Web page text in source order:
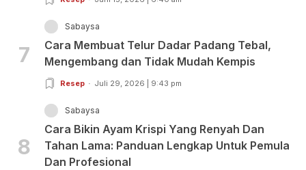
7
Sabaysa
Cara Membuat Telur Dadar Padang Tebal,
Mengembang dan Tidak Mudah Kempis
Resep Juli 29, 2026 | 9:43 pm
8
Sabaysa
Cara Bikin Ayam Krispi Yang Renyah Dan
Tahan Lama: Panduan Lengkap Untuk Pemula
Dan Profesional